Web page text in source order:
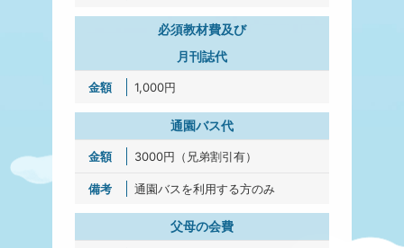
必須教材費及び
月刊誌代
1,000円
通園バス代
3000円（兄弟割引有）
通園バスを利用する方のみ
父母の会費